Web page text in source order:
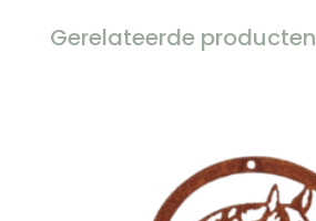
Gerelateerde producten